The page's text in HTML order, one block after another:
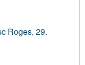
Roges, 29.